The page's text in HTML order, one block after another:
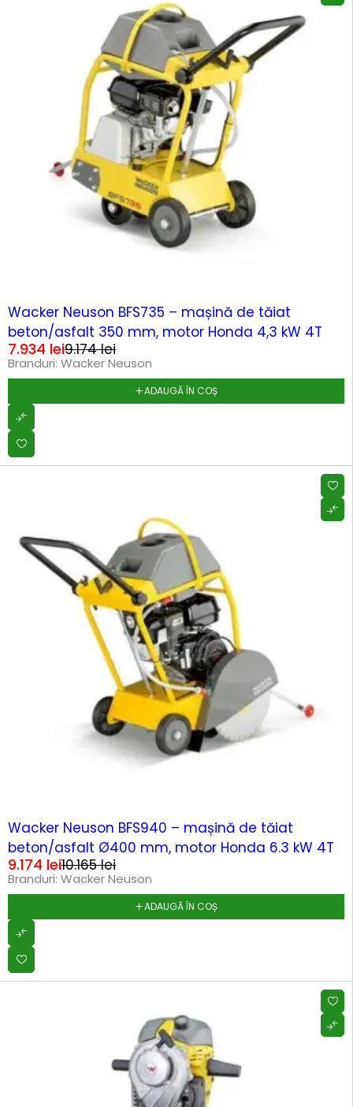
Wacker Neuson BFS735 – mașină de tăiat
beton/asfalt 350 mm, motor Honda 4,3 kW 4T
9.174lei
7.934 lei
Branduri: Wacker Neuson
ADAUGĂ ÎN COȘ
Wacker Neuson BFS940 – mașină de tăiat
beton/asfalt Ø400 mm, motor Honda 6.3 kW 4T
10.165lei
9.174 lei
Branduri: Wacker Neuson
ADAUGĂ ÎN COȘ